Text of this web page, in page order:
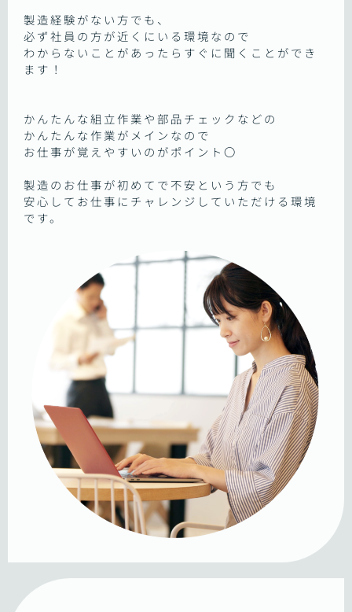
製造経験がない方でも、
必ず社員の方が近くにいる環境なので
わからないことがあったらすぐに聞くことができ
ます！
かんたんな組立作業や部品チェックなどの
かんたんな作業がメインなので
お仕事が覚えやすいのがポイント〇
製造のお仕事が初めてで不安という方でも
安心してお仕事にチャレンジしていただける環境
です。